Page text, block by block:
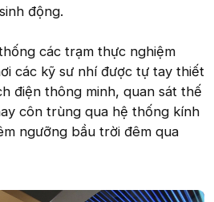
động.
các trạm thực nghiệm
các kỹ sư nhí được tự tay thiết
điện thông minh, quan sát thế
côn trùng qua hệ thống kính
ngưỡng bầu trời đêm qua